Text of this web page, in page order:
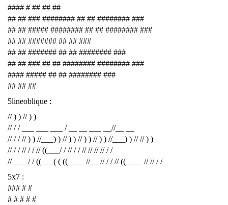
#### # ## ## ##
## ## ### ######## ## ## ######## ###
## ## ##### ######## ## ## ######## ###
## ## ####### ## ## ###
## ## ####### ## ## ######## ###
## ## ### ## ## ######## ######## ###
#### ##### ## ## ######## ###
## ## ##
5lineoblique :
// ) ) // ) )
// / / ___ ___ ___ / __ __ ___ __//__ __
// / / // ) ) //___) ) // ) ) // ) ) // ) ) //___) ) // // ) )
// / / // / / // ((___/ / // / / // // // // / /
//____/ / ((___( ( ((____ //__ // / / // ((____ // // / /
5x7 :
### # #
# # # # #